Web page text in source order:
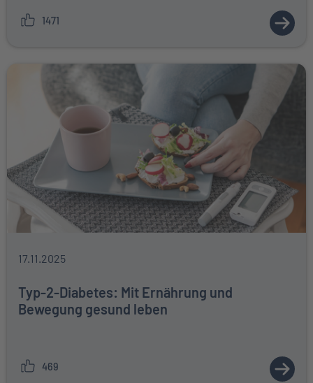
1471
ZUM
17.11.2025
Typ-2-Diabetes: Mit Ernährung und
Bewegung gesund leben
469
ZUM